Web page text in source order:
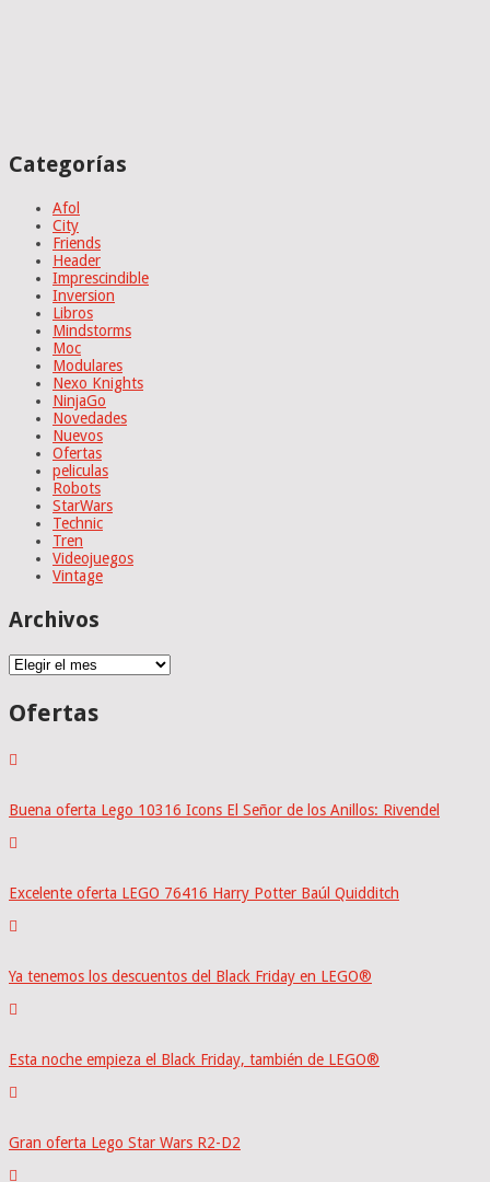
Categorías
Afol
City
Friends
Header
Imprescindible
Inversion
Libros
Mindstorms
Moc
Modulares
Nexo Knights
NinjaGo
Novedades
Nuevos
Ofertas
peliculas
Robots
StarWars
Technic
Tren
Videojuegos
Vintage
Archivos
Archivos
Ofertas
Buena oferta Lego 10316 Icons El Señor de los Anillos: Rivendel
Excelente oferta LEGO 76416 Harry Potter Baúl Quidditch
Ya tenemos los descuentos del Black Friday en LEGO®
Esta noche empieza el Black Friday, también de LEGO®
Gran oferta Lego Star Wars R2-D2